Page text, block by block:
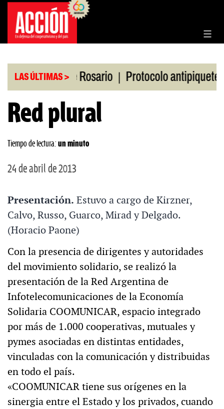
Saltar
contenido
LAS ÚLTIMAS >
la Bolsa de Rosario | Protocolo antipiquetes |
Red plural
Tiempo de lectura: un minuto
24 de abril de 2013
Presentación. Estuvo a cargo de Kirzner,
Calvo, Russo, Guarco, Mirad y Delgado.
(Horacio Paone)
Con la presencia de dirigentes y autoridades
del movimiento solidario, se realizó la
presentación de la Red Argentina de
Infotelecomunicaciones de la Economía
Solidaria COOMUNICAR, espacio integrado
por más de 1.000 cooperativas, mutuales y
pymes asociadas en distintas entidades,
vinculadas con la comunicación y distribuidas
en todo el país.
«COOMUNICAR tiene sus orígenes en la
sinergia entre el Estado y los privados, cuando